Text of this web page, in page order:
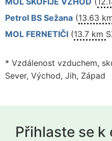
Petrol BS Sežana (13.63
MOL FERNETIČI (13.7 km
* Vzdálenost vzduchem,
Sever, Východ, Jih, Západ
Přihlaste se k